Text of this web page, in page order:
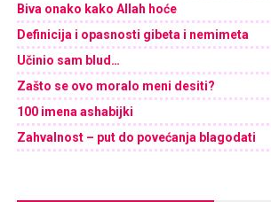
Biva onako kako Allah hoće
Definicija i opasnosti gibeta i nemimeta
Učinio sam blud…
Zašto se ovo moralo meni desiti?
100 imena ashabijki
Zahvalnost – put do povećanja blagodati